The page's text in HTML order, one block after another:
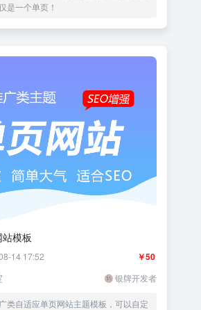
是一个单页！
模板
￥50
14 17:52
银牌开发者
类自适应单页网站主题模板，可以自定